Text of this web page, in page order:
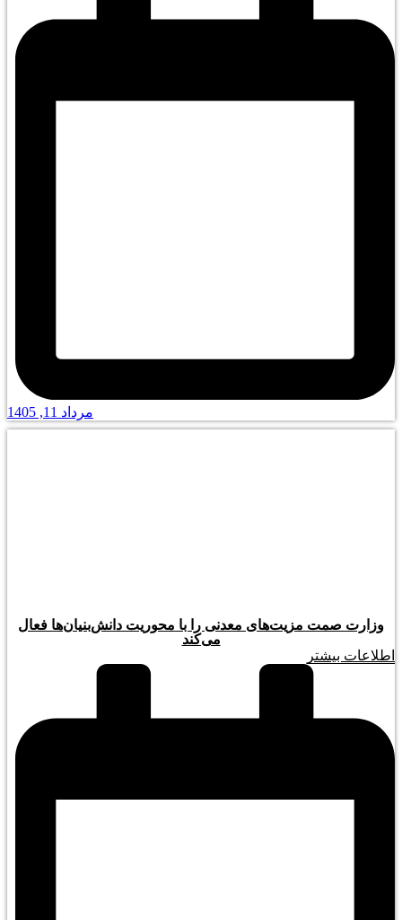
مرداد 11, 1405
وزارت صمت مزیت‌های معدنی را با محوریت دانش‌بنیان‌ها فعال
می‌کند
اطلاعات بیشتر